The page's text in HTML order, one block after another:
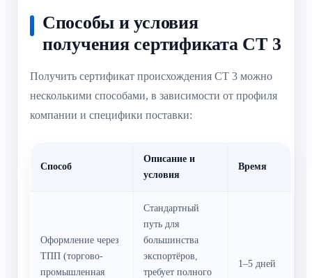
Способы и условия
получения сертификата СТ 3
Получить сертификат происхождения СТ 3 можно
несколькими способами, в зависимости от профиля
компании и специфики поставки:
Способ
Описание и
условия
Время
Оформление через
ТПП (торгово-
промышленная
Стандартный
путь для
большинства
экспортёров,
требует полного
1–5 дней